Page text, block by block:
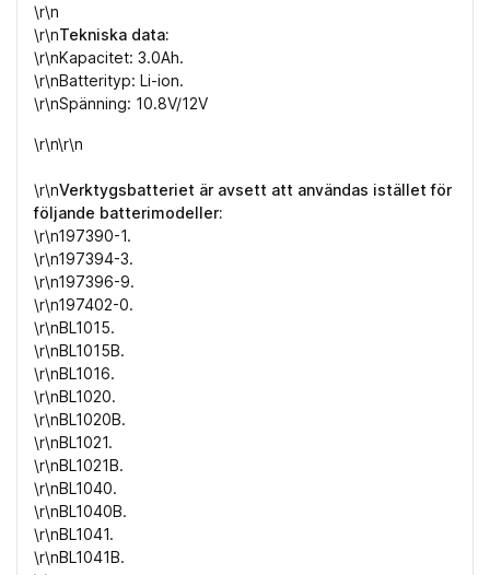
\r\n
\r\nTekniska data:
\r\nKapacitet: 3.0Ah.
\r\nBatterityp: Li-ion.
\r\nSpänning: 10.8V/12V
\r\n\r\n
\r\nVerktygsbatteriet är avsett att användas istället för
följande batterimodeller:
\r\n197390-1.
\r\n197394-3.
\r\n197396-9.
\r\n197402-0.
\r\nBL1015.
\r\nBL1015B.
\r\nBL1016.
\r\nBL1020.
\r\nBL1020B.
\r\nBL1021.
\r\nBL1021B.
\r\nBL1040.
\r\nBL1040B.
\r\nBL1041.
\r\nBL1041B.